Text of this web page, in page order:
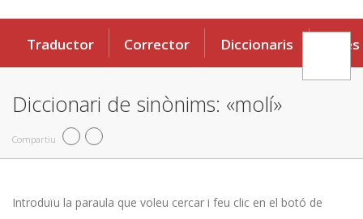
Traductor Corrector Diccionaris Eines
Diccionari de sinònims: «molí»
Compartiu
Introduïu la paraula que voleu cercar i feu clic en el botó de